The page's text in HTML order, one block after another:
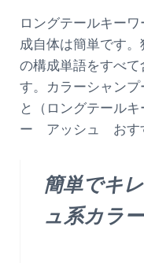
ロングテールキー
成自体は簡単です
の構成単語をすべ
す。カラーシャン
と（ロングテール
ー アッシュ おす
簡単でキ
ュ系カラ